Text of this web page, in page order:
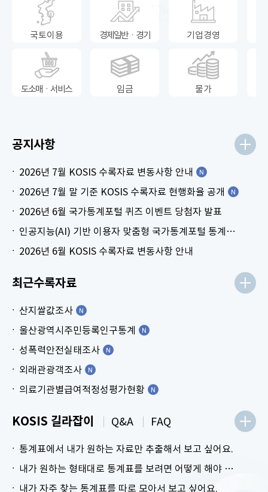
국토이용 경제일반ㆍ경기 기업경영
도소매ㆍ서비스 임금 물가
공지사항
2026년 7월 KOSIS 수록자료 변동사항 안내
2026년 7월 말 기준 KOSIS 수록자료 현행화율 공개
2026년 6월 국가통계포털 퀴즈 이벤트 당첨자 발표
인공지능(AI) 기반 이용자 맞춤형 국가통계포털 통계표 생성 시범 서비스 안내
2026년 6월 KOSIS 수록자료 변동사항 안내
최근수록자료
산지쌀값조사
울산광역시주민등록인구통계
성폭력안전실태조사
외래관광객조사
의료기관별급여적정성평가현황
KOSIS 길라잡이
통계표에서 내가 원하는 자료만 추출해서 보고 싶어요.
내가 원하는 형태대로 통계표를 보려면 어떻게 해야 하나요?
내가 자주 찾는 통계표를 따로 모아서 보고 싶어요.
Q&A FAQ